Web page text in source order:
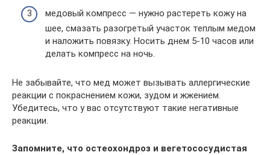
медовый компресс — нужно растереть кожу на
шее, смазать разогретый участок теплым медом
и наложить повязку. Носить днем 5-10 часов или
делать компресс на ночь.
Не забывайте, что мед может вызывать аллергические
реакции с покраснением кожи, зудом и жжением.
Убедитесь, что у вас отсутствуют такие негативные
реакции.
Запомните, что остеохондроз и вегетососудистая